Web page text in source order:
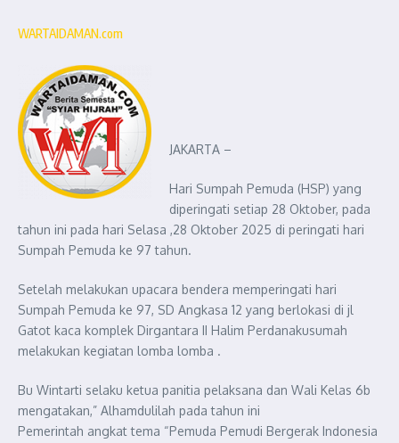
WARTAIDAMAN.com
JAKARTA –
Hari Sumpah Pemuda (HSP) yang
diperingati setiap 28 Oktober, pada
tahun ini pada hari Selasa ,28 Oktober 2025 di peringati hari
Sumpah Pemuda ke 97 tahun.
Setelah melakukan upacara bendera memperingati hari
Sumpah Pemuda ke 97, SD Angkasa 12 yang berlokasi di jl
Gatot kaca komplek Dirgantara II Halim Perdanakusumah
melakukan kegiatan lomba lomba .
Bu Wintarti selaku ketua panitia pelaksana dan Wali Kelas 6b
mengatakan,” Alhamdulilah pada tahun ini
Pemerintah angkat tema “Pemuda Pemudi Bergerak Indonesia